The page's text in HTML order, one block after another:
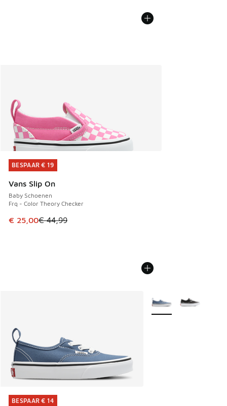
BESPAAR € 19
Vans Slip On
Baby Schoenen
Frq - Color Theory Checker
Dit artikel is in de uitverkoop. Dit artikel is in de
€ 25,00€ 44,99
BESPAAR € 19
BESPAAR € 14
BESPAAR € 14
Meer kleuren